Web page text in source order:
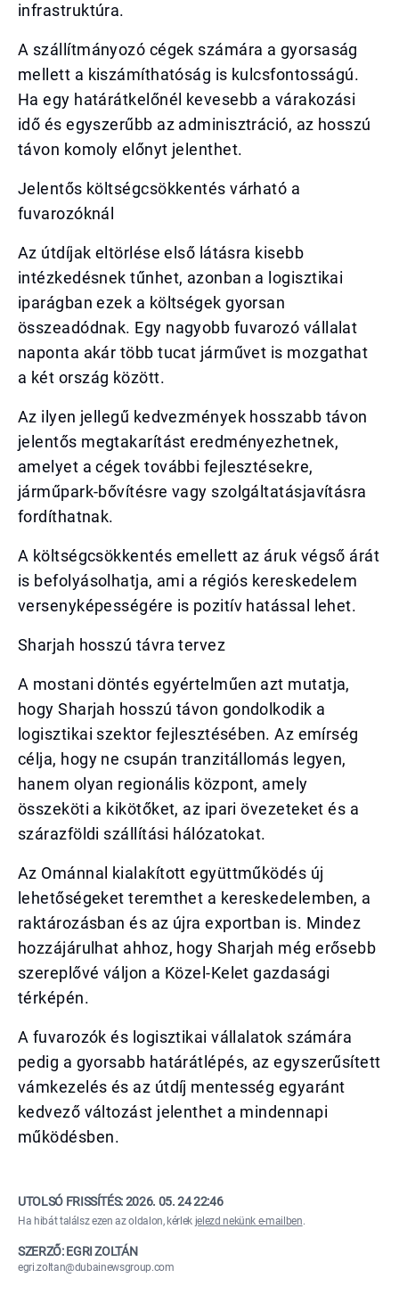
infrastruktúra.
A szállítmányozó cégek számára a gyorsaság
mellett a kiszámíthatóság is kulcsfontosságú.
Ha egy határátkelőnél kevesebb a várakozási
idő és egyszerűbb az adminisztráció, az hosszú
távon komoly előnyt jelenthet.
Jelentős költségcsökkentés várható a
fuvarozóknál
Az útdíjak eltörlése első látásra kisebb
intézkedésnek tűnhet, azonban a logisztikai
iparágban ezek a költségek gyorsan
összeadódnak. Egy nagyobb fuvarozó vállalat
naponta akár több tucat járművet is mozgathat
a két ország között.
Az ilyen jellegű kedvezmények hosszabb távon
jelentős megtakarítást eredményezhetnek,
amelyet a cégek további fejlesztésekre,
járműpark-bővítésre vagy szolgáltatásjavításra
fordíthatnak.
A költségcsökkentés emellett az áruk végső árát
is befolyásolhatja, ami a régiós kereskedelem
versenyképességére is pozitív hatással lehet.
Sharjah hosszú távra tervez
A mostani döntés egyértelműen azt mutatja,
hogy Sharjah hosszú távon gondolkodik a
logisztikai szektor fejlesztésében. Az emírség
célja, hogy ne csupán tranzitállomás legyen,
hanem olyan regionális központ, amely
összeköti a kikötőket, az ipari övezeteket és a
szárazföldi szállítási hálózatokat.
Az Ománnal kialakított együttműködés új
lehetőségeket teremthet a kereskedelemben, a
raktározásban és az újra exportban is. Mindez
hozzájárulhat ahhoz, hogy Sharjah még erősebb
szereplővé váljon a Közel-Kelet gazdasági
térképén.
A fuvarozók és logisztikai vállalatok számára
pedig a gyorsabb határátlépés, az egyszerűsített
vámkezelés és az útdíj mentesség egyaránt
kedvező változást jelenthet a mindennapi
működésben.
UTOLSÓ FRISSÍTÉS:2026. 05. 24 22:46
Ha hibát találsz ezen az oldalon, kérlek jelezd nekünk e-mailben.
SZERZŐ: EGRI ZOLTÁN
egri.zoltan@dubainewsgroup.com